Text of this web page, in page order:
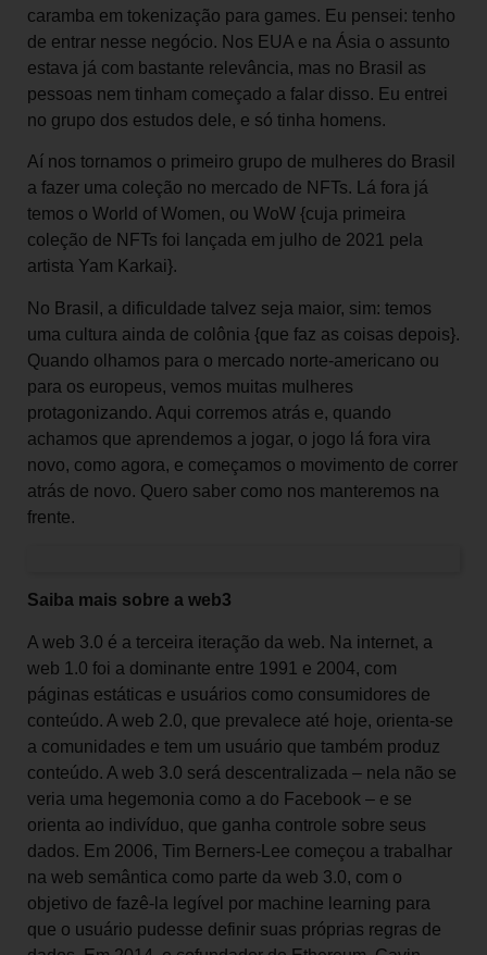
caramba em tokenização para games. Eu pensei: tenho
de entrar nesse negócio. Nos EUA e na Ásia o assunto
estava já com bastante relevância, mas no Brasil as
pessoas nem tinham começado a falar disso. Eu entrei
no grupo dos estudos dele, e só tinha homens.
Aí nos tornamos o primeiro grupo de mulheres do Brasil
a fazer uma coleção no mercado de NFTs. Lá fora já
temos o World of Women, ou WoW {cuja primeira
coleção de NFTs foi lançada em julho de 2021 pela
artista Yam Karkai}.
No Brasil, a dificuldade talvez seja maior, sim: temos
uma cultura ainda de colônia {que faz as coisas depois}.
Quando olhamos para o mercado norte-americano ou
para os europeus, vemos muitas mulheres
protagonizando. Aqui corremos atrás e, quando
achamos que aprendemos a jogar, o jogo lá fora vira
novo, como agora, e começamos o movimento de correr
atrás de novo. Quero saber como nos manteremos na
frente.
Saiba mais sobre a web3
A web 3.0 é a terceira iteração da web. Na internet, a
web 1.0 foi a dominante entre 1991 e 2004, com
páginas estáticas e usuários como consumidores de
conteúdo. A web 2.0, que prevalece até hoje, orienta-se
a comunidades e tem um usuário que também produz
conteúdo. A web 3.0 será descentralizada – nela não se
veria uma hegemonia como a do Facebook – e se
orienta ao indivíduo, que ganha controle sobre seus
dados. Em 2006, Tim Berners-Lee começou a trabalhar
na web semântica como parte da web 3.0, com o
objetivo de fazê-la legível por machine learning para
que o usuário pudesse definir suas próprias regras de